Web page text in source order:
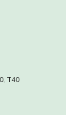
T40